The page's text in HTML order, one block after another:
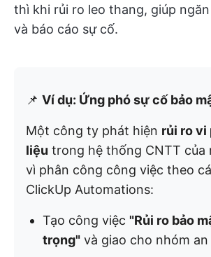
thì khi rủi ro leo thang, giúp
và báo cáo sự cố.
📌 Ví dụ: Ứng phó sự cố bảo
Một công ty phát hiện rủi ro vi
liệu trong hệ thống CNTT của
vì phân công công việc theo
ClickUp Automations:
Tạo công việc "Rủi ro bảo
trọng" và giao cho nhóm